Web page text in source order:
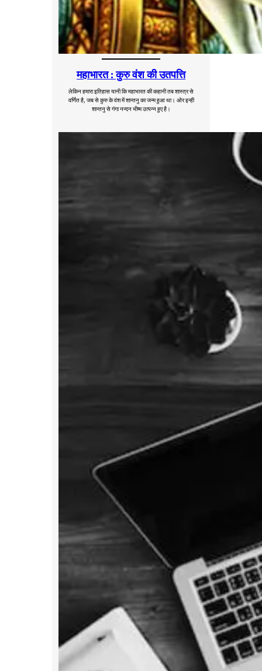
महाभारत : कुरु वंश की उतपत्ति
लेकिन हमारा इतिहास यानी कि महाभारत की कहानी तब शास्त्र से
वर्णित है, जब से कुरु के वंश में शान्तनु का जन्म हुआ था। ओर इन्ही
शान्तनु से गंगा नन्दन भीष्म उत्पन्न हुए है।